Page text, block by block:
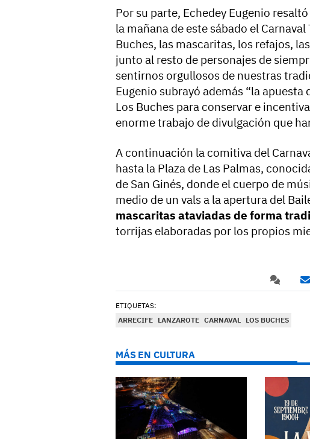
Por su parte, Echedey Eugenio
la mañana de este sábado el
Buches, las mascaritas, los refajos,
junto al resto de personajes de
sentirnos orgullosos de nuestras
Eugenio subrayó además “la
Los Buches para conservar e
enorme trabajo de divulgación que
A continuación la comitiva del
hasta la Plaza de Las Palmas,
de San Ginés, donde el cuerpo de
medio de un vals a la apertura del
mascaritas ataviadas de forma
torrijas elaboradas por los propios
ETIQUETAS:
ARRECIFE LANZAROTE CARNAVAL LOS BUCHES
MÁS EN CULTURA